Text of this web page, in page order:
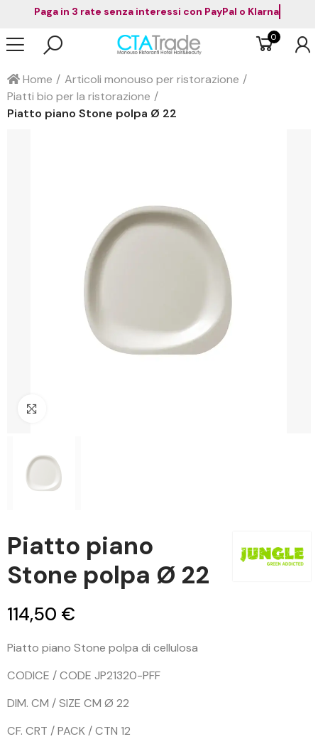
Paga in 3 rate senza interessi con PayPal o Klarna
0
Home
Articoli monouso per ristorazione
Piatti bio per la ristorazione
Piatto piano Stone polpa Ø 22
Piatto piano
Stone polpa Ø 22
114,50 €
Piatto piano Stone polpa di cellulosa
CODICE / CODE JP21320-PFF
DIM. CM / SIZE CM Ø 22
CF. CRT / PACK / CTN 12